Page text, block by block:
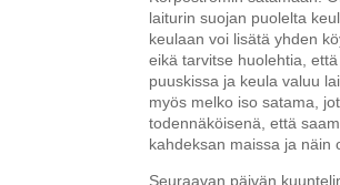
laiturin suojan puolelta
keulaan voi lisätä yhden
eikä tarvitse huolehtia,
puuskissa ja keula valuu
myös melko iso satama,
todennäköisenä, että
kahdeksan maissa ja näin
Seuraavan päivän